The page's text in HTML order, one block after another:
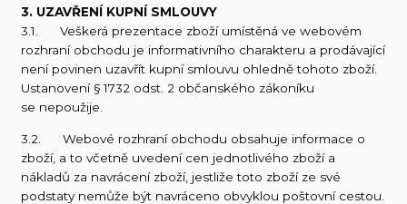
3. UZAVŘENÍ KUPNÍ SMLOUVY
3.1. Veškerá prezentace zboží umístěná ve webovém
rozhraní obchodu je informativního charakteru a prodávající
není povinen uzavřít kupní smlouvu ohledně tohoto zboží.
Ustanovení § 1732 odst. 2 občanského zákoníku
se nepoužije.
3.2. Webové rozhraní obchodu obsahuje informace o
zboží, a to včetně uvedení cen jednotlivého zboží a
nákladů za navrácení zboží, jestliže toto zboží ze své
podstaty nemůže být navráceno obvyklou poštovní cestou.